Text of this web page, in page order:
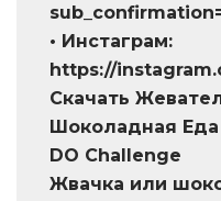
• Инстаграм:
https://
Скачать
Шоколадная
DO Challenge
Жвачка или